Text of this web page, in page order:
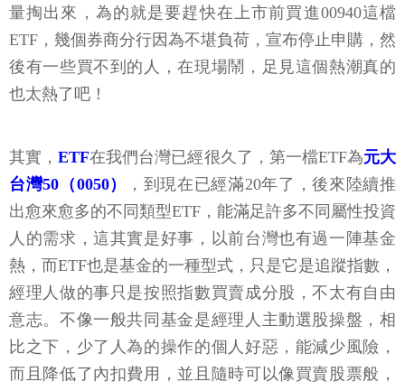
量掏出來，為的就是要趕快在上市前買進00940這檔
ETF，幾個券商分行因為不堪負荷，宣布停止申購，然
後有一些買不到的人，在現場鬧，足見這個熱潮真的
也太熱了吧！
其實，ETF在我們台灣已經很久了，第一檔ETF為元大
台灣50（0050）
，到現在已經滿20年了，後來陸續推
出愈來愈多的不同類型ETF，能滿足許多不同屬性投資
人的需求，這其實是好事，以前台灣也有過一陣基金
熱，而ETF也是基金的一種型式，只是它是追蹤指數，
經理人做的事只是按照指數買賣成分股，不太有自由
意志。不像一般共同基金是經理人主動選股操盤，相
比之下，少了人為的操作的個人好惡，能減少風險，
而且降低了內扣費用，並且隨時可以像買賣股票般，